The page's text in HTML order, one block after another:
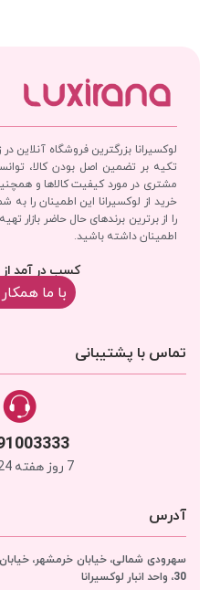
لوکسیرانا بزرگترین فروشگاه آنلاین
تکیه بر تضمین اصل بودن کالا،
مشتری در مورد کیفیت کالاها و
خرید از لوکسیرانا این اطمینان را
را از برترین برندهای حال حاضر بازار
اطمینان داشته باشید.
کسب در آمد از
با‌‌ ما
تماس با پشتیبانی
7 روز هفته 24 ساعته
آدرس
سهرودی شمالی، خیابان خرمشهر،
30، واحد انبار
لوکسیرانا